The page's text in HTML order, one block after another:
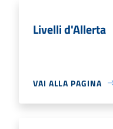
Livelli d'Allerta
VAI ALLA PAGINA